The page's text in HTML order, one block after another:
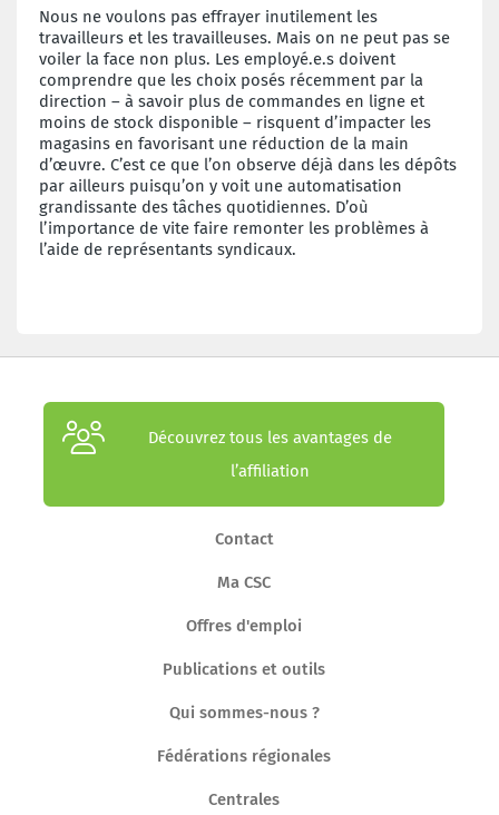
Nous ne voulons pas effrayer inutilement les
travailleurs et les travailleuses. Mais on ne peut pas se
voiler la face non plus. Les employé.e.s doivent
comprendre que les choix posés récemment par la
direction – à savoir plus de commandes en ligne et
moins de stock disponible – risquent d’impacter les
magasins en favorisant une réduction de la main
d’œuvre. C’est ce que l’on observe déjà dans les dépôts
par ailleurs puisqu’on y voit une automatisation
grandissante des tâches quotidiennes. D’où
l’importance de vite faire remonter les problèmes à
l’aide de représentants syndicaux.
Découvrez tous les avantages de
l’affiliation
Contact
Ma CSC
Offres d'emploi
Publications et outils
Qui sommes-nous ?
Fédérations régionales
Centrales